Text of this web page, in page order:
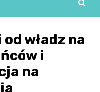
władz na
i
na